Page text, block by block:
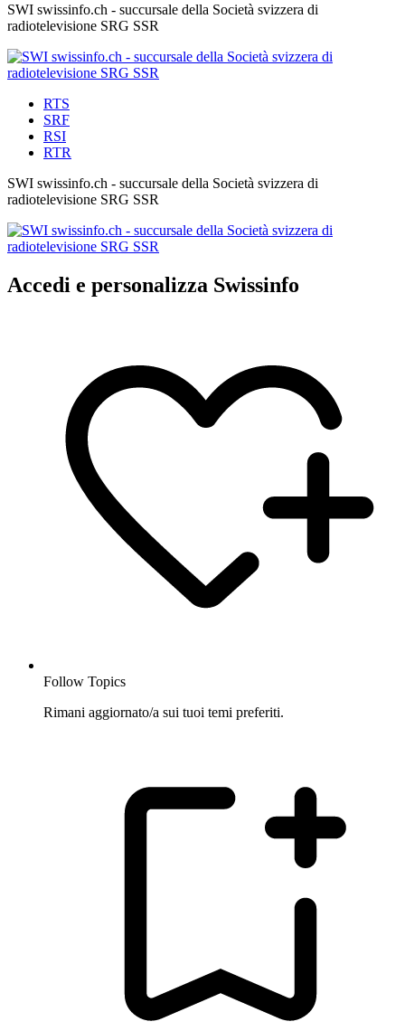
SWI swissinfo.ch - succursale della Società svizzera di
radiotelevisione SRG SSR
RTS
SRF
RSI
RTR
SWI swissinfo.ch - succursale della Società svizzera di
radiotelevisione SRG SSR
Accedi e personalizza Swissinfo
Follow Topics
Rimani aggiornato/a sui tuoi temi preferiti.